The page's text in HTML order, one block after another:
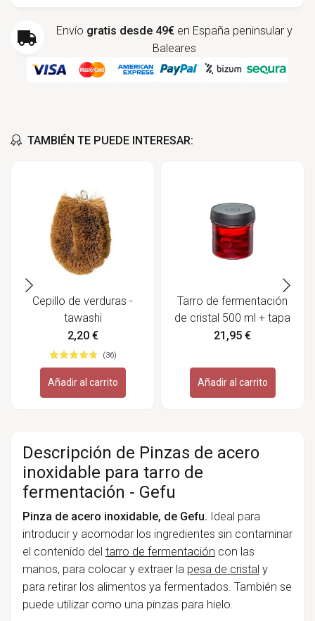
Envío gratis desde 49€ en España peninsular y
Baleares
TAMBIÉN TE PUEDE INTERESAR:
Cepillo de verduras -
tawashi
2,20 €
(36)
Añadir al carrito
Tarro de fermentación
de cristal 500 ml + tapa
y pesa de cristal - Gefu
21,95 €
Añadir al carrito
Descripción de Pinzas de acero
inoxidable para tarro de
fermentación - Gefu
Pinza de acero inoxidable, de Gefu. Ideal para
introducir y acomodar los ingredientes sin contaminar
el contenido del tarro de fermentación con las
manos, para colocar y extraer la pesa de cristal y
para retirar los alimentos ya fermentados. También se
puede utilizar como una pinzas para hielo.